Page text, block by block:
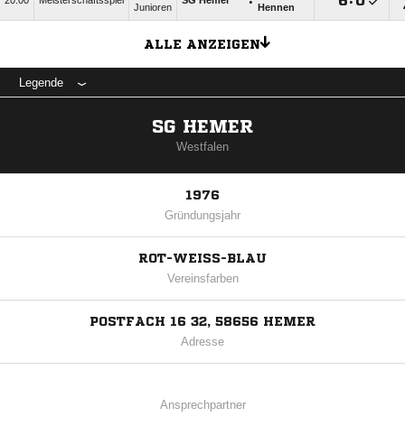
Junioren
Hennen
ALLE ANZEIGEN
Legende
SG HEMER
Westfalen
1976
Gründungsjahr
ROT-WEISS-BLAU
Vereinsfarben
POSTFACH 16 32, 58656 HEMER
Adresse
Ansprechpartner